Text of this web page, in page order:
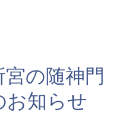
の随神門
お知らせ